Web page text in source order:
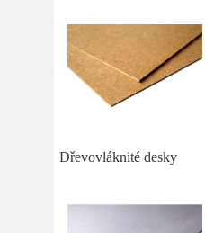
Dřevovláknité desky